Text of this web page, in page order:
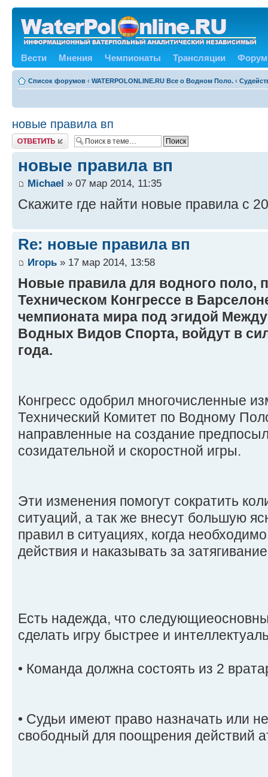
Вести Мнения Чемпионаты Трансляции Форум
Список форумов ‹ WATERPOLONLINE.RU Все о Водном Поло. ‹
новые правила вп
Ответить
новые правила вп
Michael » 07 мар 2014, 11:35
Скажите где найти новые правила с
Re: новые правила вп
Игорь » 17 мар 2014, 13:58
Новые правила для водного поло,
Техническом Конгрессе в
чемпионата мира под эгидой
Водных Видов Спорта, войдут в
года.
Конгресс одобрил многочисленные
Технический Комитет по Водному
направленные на создание
созидательной и скоростной игры.
Эти изменения помогут сократить
ситуаций, а так же внесут большую
правил в ситуациях, когда
действия и наказывать за
Есть надежда, что
сделать игру быстрее и
• Команда должна состоять из 2
• Судьи имеют право назначать или
свободный для поощрения действий